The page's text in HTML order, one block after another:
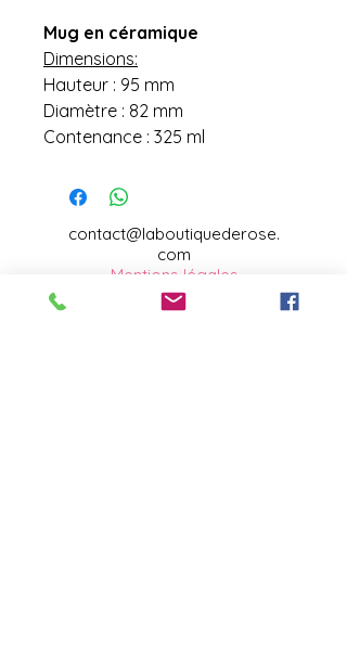
Mug en céramique
Dimensions:
Hauteur : 95 mm
Diamètre : 82 mm
Contenance : 325 ml
contact@laboutiquederose.
com
Mentions légales
--